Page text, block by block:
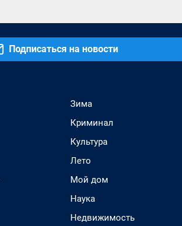
Подписаться на новости
Зима
Криминал
Культура
Лето
Мой дом
Наука
Недвижимость